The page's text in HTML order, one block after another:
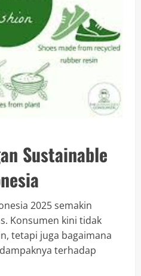
Sustainable
2025 semakin
Konsumen kini tidak
tetapi juga bagaimana
terhadap